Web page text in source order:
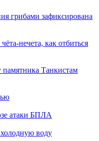
грибами зафиксирована
нечета, как отбиться
Танкистам
атаки БПЛА
воду